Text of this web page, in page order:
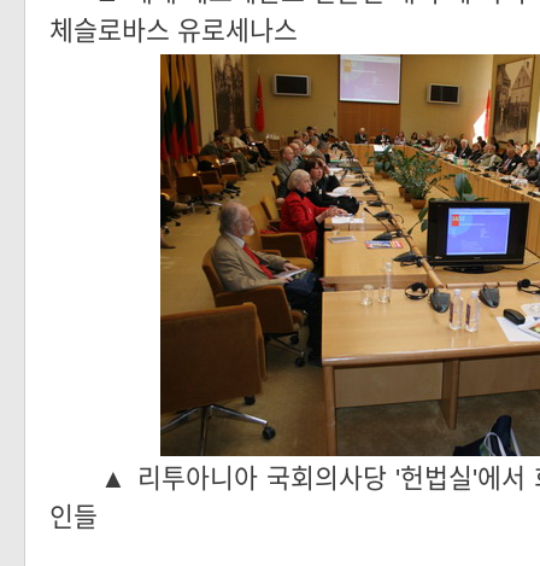
체슬로바스 유로세나스
▲ 리투아니아 국회의사당 '헌법실'에서
인들